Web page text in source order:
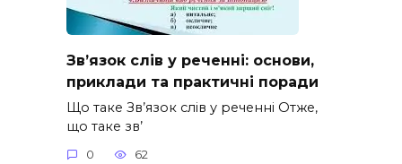
Зв’язок слів у реченні: основи,
приклади та практичні поради
Що таке Зв’язок слів у реченні Отже,
що таке зв’
0 62